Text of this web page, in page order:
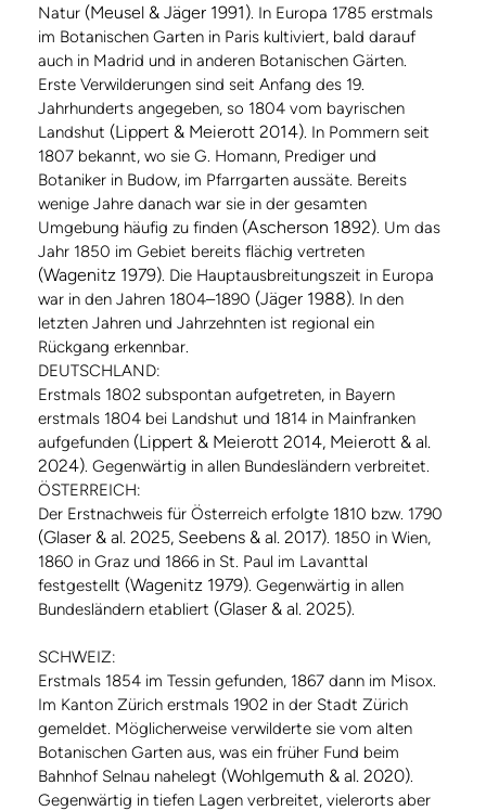
Natur (Meusel & Jäger 1991). In Europa 1785 erstmals
im Botanischen Garten in Paris kultiviert, bald darauf
auch in Madrid und in anderen Botanischen Gärten.
Erste Verwilderungen sind seit Anfang des 19.
Jahrhunderts angegeben, so 1804 vom bayrischen
Landshut (Lippert & Meierott 2014). In Pommern seit
1807 bekannt, wo sie G. Homann, Prediger und
Botaniker in Budow, im Pfarrgarten aussäte. Bereits
wenige Jahre danach war sie in der gesamten
Umgebung häufig zu finden (Ascherson 1892). Um das
Jahr 1850 im Gebiet bereits flächig vertreten
(Wagenitz 1979). Die Hauptausbreitungszeit in Europa
war in den Jahren 1804–1890 (Jäger 1988). In den
letzten Jahren und Jahrzehnten ist regional ein
Rückgang erkennbar.
DEUTSCHLAND:
Erstmals 1802 subspontan aufgetreten, in Bayern
erstmals 1804 bei Landshut und 1814 in Mainfranken
aufgefunden (Lippert & Meierott 2014, Meierott & al.
2024). Gegenwärtig in allen Bundesländern verbreitet.
ÖSTERREICH:
Der Erstnachweis für Österreich erfolgte 1810 bzw. 1790
(Glaser & al. 2025, Seebens & al. 2017). 1850 in Wien,
1860 in Graz und 1866 in St. Paul im Lavanttal
festgestellt (Wagenitz 1979). Gegenwärtig in allen
Bundesländern etabliert (Glaser & al. 2025).
SCHWEIZ:
Erstmals 1854 im Tessin gefunden, 1867 dann im Misox.
Im Kanton Zürich erstmals 1902 in der Stadt Zürich
gemeldet. Möglicherweise verwilderte sie vom alten
Botanischen Garten aus, was ein früher Fund beim
Bahnhof Selnau nahelegt (Wohlgemuth & al. 2020).
Gegenwärtig in tiefen Lagen verbreitet, vielerorts aber